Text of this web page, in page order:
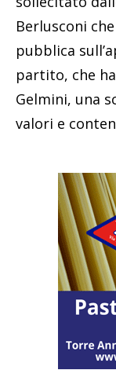
Berlusconi
pubblica
partito, che
Gelmini, una
valori e